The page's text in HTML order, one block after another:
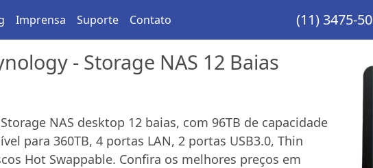
Imprensa Suporte Contato (11) 3475-
- Storage NAS 12 Baias
NAS desktop 12 baias, com 96TB de capacidade
para 360TB, 4 portas LAN, 2 portas USB3.0, Thin
Hot Swappable. Confira os melhores preços em